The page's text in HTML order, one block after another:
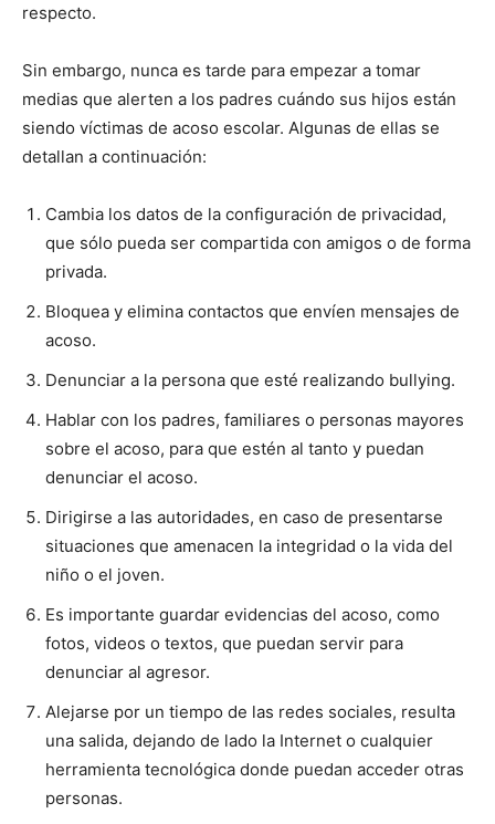
respecto.
Sin embargo, nunca es tarde para empezar a tomar
medias que alerten a los padres cuándo sus hijos están
siendo víctimas de acoso escolar. Algunas de ellas se
detallan a continuación:
Cambia los datos de la configuración de privacidad,
que sólo pueda ser compartida con amigos o de forma
privada.
Bloquea y elimina contactos que envíen mensajes de
acoso.
Denunciar a la persona que esté realizando bullying.
Hablar con los padres, familiares o personas mayores
sobre el acoso, para que estén al tanto y puedan
denunciar el acoso.
Dirigirse a las autoridades, en caso de presentarse
situaciones que amenacen la integridad o la vida del
niño o el joven.
Es importante guardar evidencias del acoso, como
fotos, videos o textos, que puedan servir para
denunciar al agresor.
Alejarse por un tiempo de las redes sociales, resulta
una salida, dejando de lado la Internet o cualquier
herramienta tecnológica donde puedan acceder otras
personas.